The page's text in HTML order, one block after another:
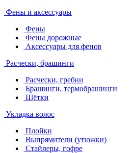
Фены и аксессуары
Фены
Фены дорожные
Аксессуары для фенов
Расчески, брашинги
Расчески, гребни
Брашинги, термобрашинги
Щётки
Укладка волос
Плойки
Выпрямители (утюжки)
Стайлеры, гофре